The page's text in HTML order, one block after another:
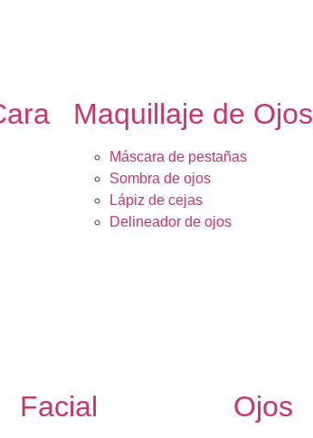
Maquillaje de Ojos
Máscara de pestañas
Sombra de ojos
Lápiz de cejas
Delineador de ojos
Facial Ojos